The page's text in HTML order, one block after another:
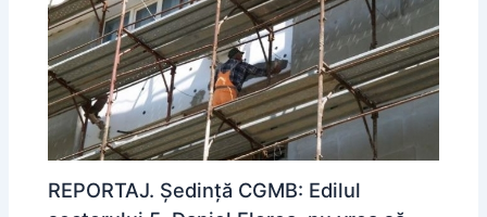
REPORTAJ. Ședință CGMB: Edilul